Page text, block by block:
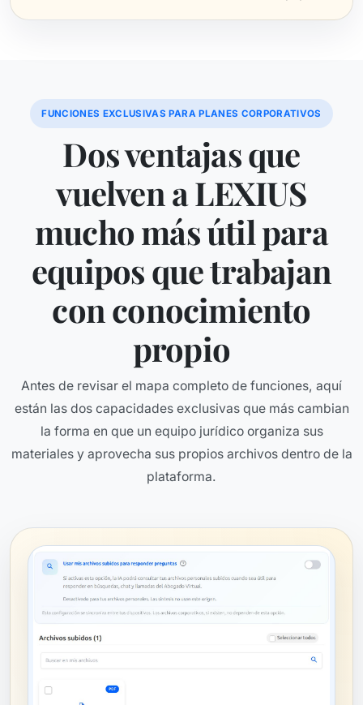
FUNCIONES EXCLUSIVAS PARA PLANES CORPORATIVOS
Dos ventajas que
vuelven a LEXIUS
mucho más útil para
equipos que trabajan
con conocimiento
propio
Antes de revisar el mapa completo de funciones, aquí
están las dos capacidades exclusivas que más cambian
la forma en que un equipo jurídico organiza sus
materiales y aprovecha sus propios archivos dentro de la
plataforma.